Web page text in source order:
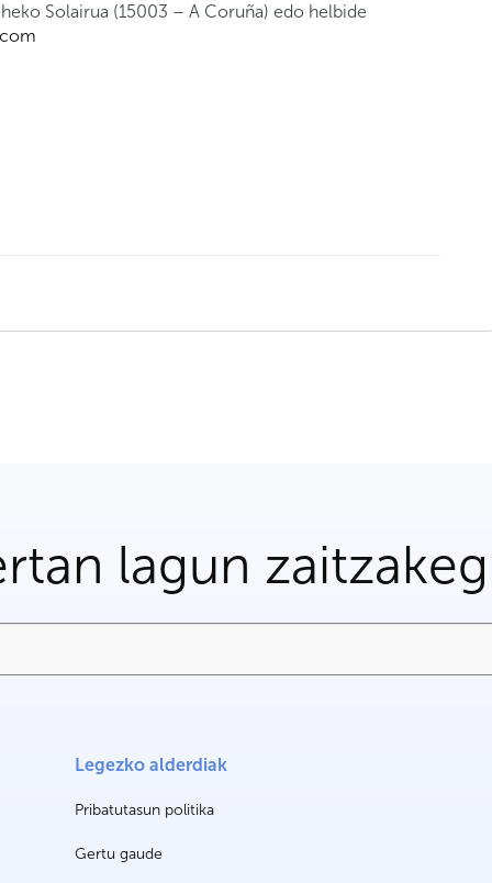
Solairua (15003 – A Coruña) edo helbide
lagun
Legezko alderdiak
Pribatutasun politika
Gertu gaude